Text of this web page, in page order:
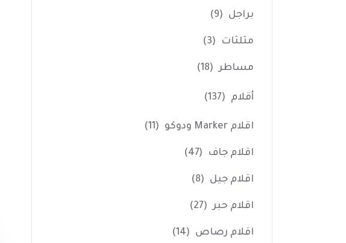
براجل (9)
مثلثات (3)
مساطر (18)
أقلام (137)
اقلام Marker ودوكو (11)
اقلام جاف (47)
اقلام جيل (8)
اقلام حبر (27)
اقلام رصاص (14)